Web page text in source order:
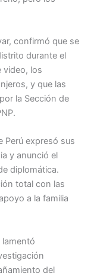
confirmó que se
durante el
video, los
y que las
la Sección de
Perú expresó sus
y anunció el
diplomática.
total con las
a la familia
lamentó
del